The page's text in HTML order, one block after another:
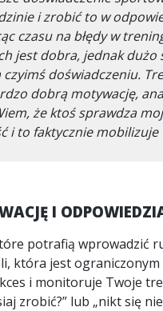
i zrobić to w
czasu na błędy w
jest dobra, jednak dużo
czyimś doświadczeniu.
dobrą motywację,
że ktoś sprawdza
i to faktycznie mobilizuje
I
potrafią wprowadzić
która jest
i monitoruje Twoje
zrobić?” lub „nikt się